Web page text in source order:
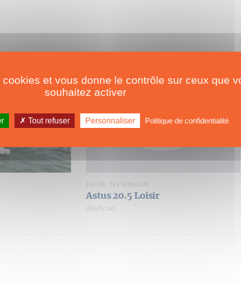
FICHE TECHNIQUE
Astus 20.5
dayboat
et vous donne le contrôle sur ceux que
souhaitez activer
Tout refuser Personnaliser Politique de confidentialité